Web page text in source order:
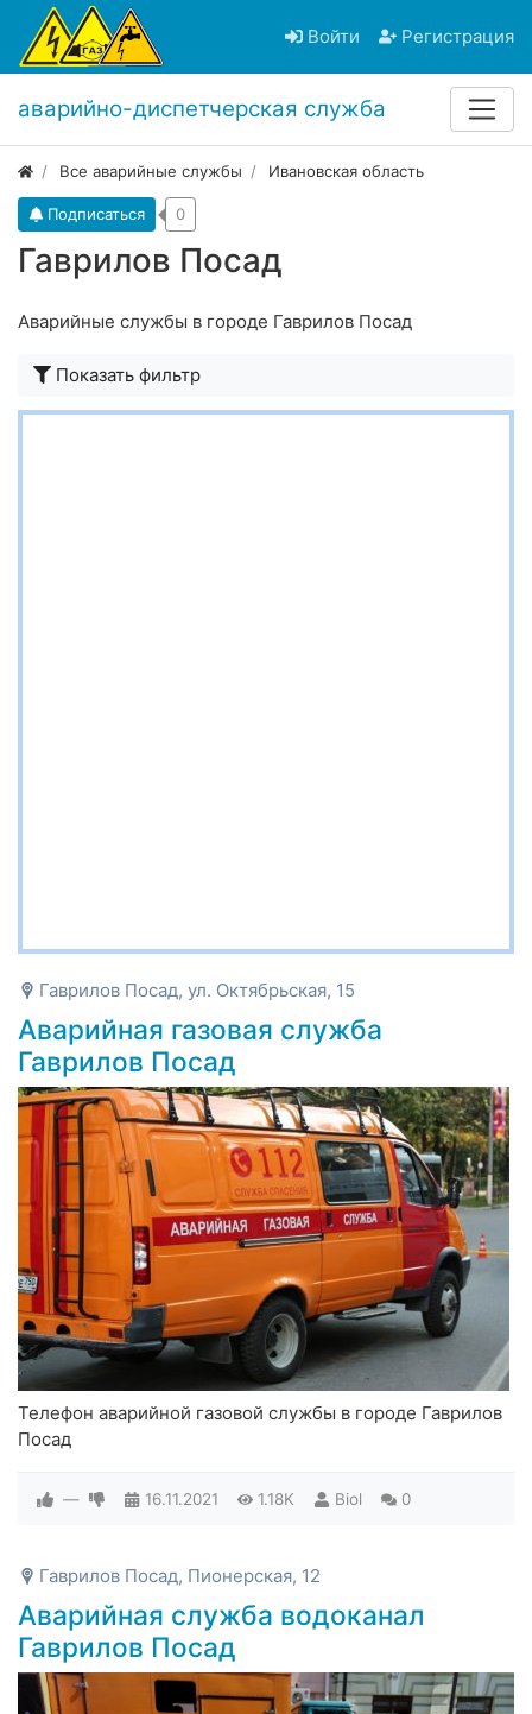
Войти Регистрация
аварийно-диспетчерская служба
Все аварийные службы Ивановская область
Гаврилов Посад
Подписаться 0
Аварийные службы в городе Гаврилов Посад
Показать фильтр
Гаврилов Посад, ул. Октябрьская, 15
Аварийная газовая служба
Гаврилов Посад
Телефон аварийной газовой службы в городе Гаврилов
Посад
— 16.11.2021 1.18K Biol 0
Гаврилов Посад, Пионерская, 12
Аварийная служба водоканал
Гаврилов Посад